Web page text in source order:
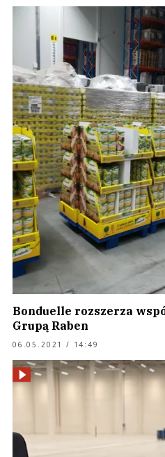
Bonduelle rozszerza
Grupą Raben
06.05.2021 / 14:49